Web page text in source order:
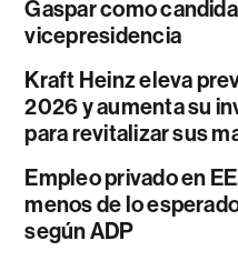
Gaspar como
vicepresidencia
Kraft Heinz eleva
2026 y aumenta su
para revitalizar sus
Empleo privado en
menos de lo
según ADP